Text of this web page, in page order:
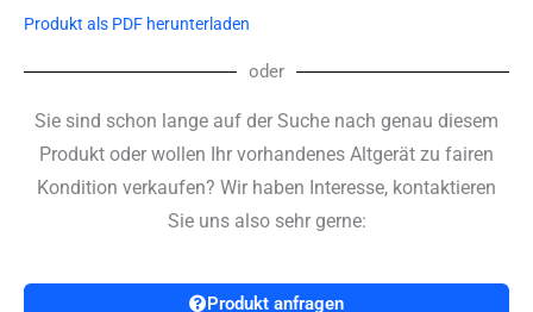
Produkt als PDF herunterladen
oder
Sie sind schon lange auf der Suche nach genau diesem
Produkt oder wollen Ihr vorhandenes Altgerät zu fairen
Kondition verkaufen? Wir haben Interesse, kontaktieren
Sie uns also sehr gerne:
Produkt anfragen